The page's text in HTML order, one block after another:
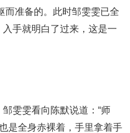
而准备的。此时邹雯雯已全
手就明白了过来，这是一
雯雯看向陈默说道：“师
是全身赤裸着，手里拿着手